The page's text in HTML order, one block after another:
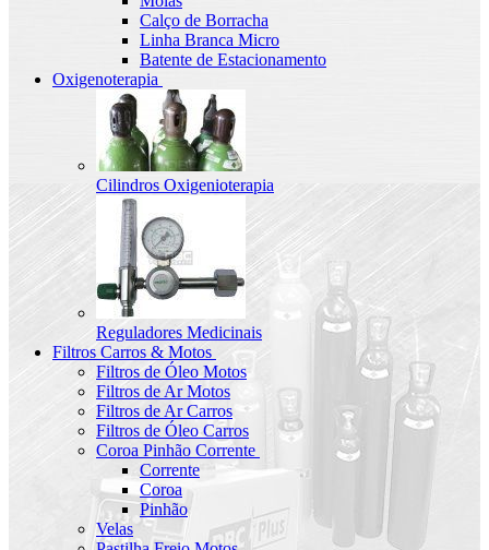
Calço de Borracha
Linha Branca Micro
Batente de Estacionamento
Oxigenoterapia
Cilindros Oxigenioterapia
Reguladores Medicinais
Filtros Carros & Motos
Filtros de Óleo Motos
Filtros de Ar Motos
Filtros de Ar Carros
Filtros de Óleo Carros
Coroa Pinhão Corrente
Corrente
Coroa
Pinhão
Velas